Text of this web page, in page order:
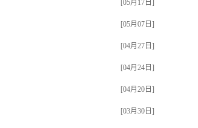
[05月17日]
[05月07日]
[04月27日]
[04月24日]
[04月20日]
[03月30日]